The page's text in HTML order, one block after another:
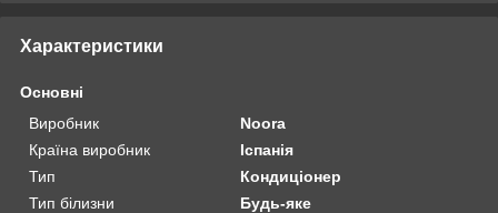
Характеристики
Основні
Виробник
Noora
Країна виробник
Іспанія
Тип
Кондиціонер
Тип білизни
Будь-яке